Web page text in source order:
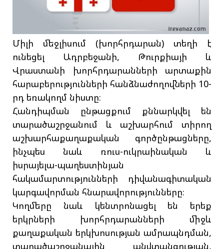
Միլի մեջլիսում (խորհրդարան) տեղի է
ունեցել Ադրբեջանի, Թուրքիայի և
Վրաստանի խորհրդարանների արտաքին
հարաբերությունների հանձնաժողովների 10-
րդ եռակողմ նիստը։
Հանդիպման ընթացքում քննարկվել են
տարածաշրջանում և աշխարհում տիրող
աշխարհաքաղաքական գործընթացները,
ինչպես նաև ռուս-ուկրաինական և
իսրայելա-պաղեստինյան
հակամարտությունների դիվանագիտական
կարգավորման հնարավորությունները։
Կողմերը նաև կենտրոնացել են երեք
երկրների խորհրդարանների միջև
քաղաքական երկխոսության ամրապնդման,
տարածաշրջանային անվտանգության,